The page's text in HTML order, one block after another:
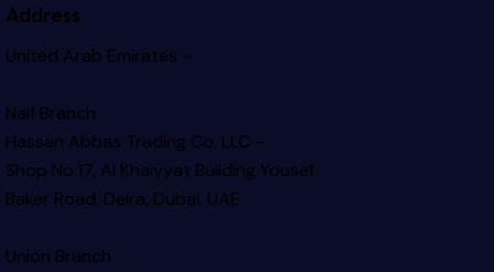
Address
United Arab Emirates –
Naif Branch
Hassan Abbas Trading Co. LLC –
Shop No.17, Al Khaiyyat BuildingYousef
Baker Road, Deira, Dubai, UAE
Union Branch